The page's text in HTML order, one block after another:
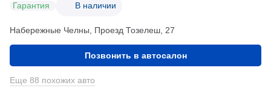
Гарантия В наличии
Набережные Челны, Проезд ​Тозелеш, 27
Позвонить в автосалон
Еще 88 похожих авто